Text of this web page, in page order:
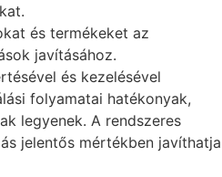
és termékeket az
javításához.
és kezelésével
folyamatai hatékonyak,
legyenek. A rendszeres
jelentős mértékben javíthatja